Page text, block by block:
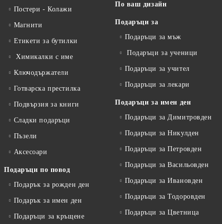
Постери - Колажи
Магнити
Етикети за бутилки
Химикалки с име
Ключодържатели
Готварска престилка
Подвързия за книги
Сладки подаръци
Пъзели
Аксесоари
Подаръци по повод
Подарък за рожден ден
Подарък за имен ден
Подаръци за кръщене
По ваш дизайн
Подаръци за
Подаръци за мъж
Подаръци за ученици
Подаръци за учител
Подаръци за лекари
Подаръци за имен ден
Подаръци за Димитровден
Подаръци за Никулден
Подаръци за Петровден
Подаръци за Васильовден
Подаръци за Ивановден
Подаръци за Тодоровден
Подаръци за Цветница